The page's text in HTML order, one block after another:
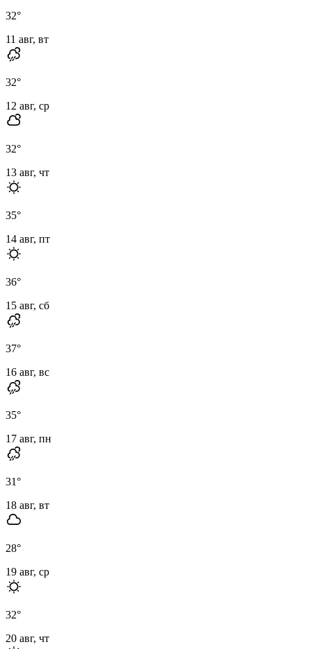
32°
11 авг, вт
32°
12 авг, ср
32°
13 авг, чт
35°
14 авг, пт
36°
15 авг, сб
37°
16 авг, вс
35°
17 авг, пн
31°
18 авг, вт
28°
19 авг, ср
32°
20 авг, чт